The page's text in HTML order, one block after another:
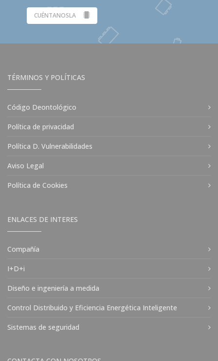
CUÉNTANOSLA
TÉRMINOS Y POLÍTICAS
Código Deontológico
Política de privacidad
Política D. Vulnerabilidades
Aviso Legal
Política de Cookies
ENLACES DE INTERES
Compañía
I+D+i
Diseño e ingeniería a medida
Control Distribuido y Eficiencia Energética Inteligente
Sistemas de seguridad